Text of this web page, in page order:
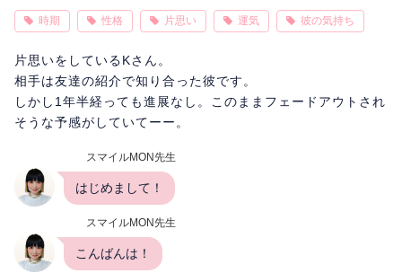
時期 性格 片思い 運気 彼の気持ち
片思いをしているKさん。
相手は友達の紹介で知り合った彼です。
しかし1年半経っても進展なし。このままフェードアウトされ
そうな予感がしていてーー。
スマイルMON先生
はじめまして！
スマイルMON先生
こんばんは！